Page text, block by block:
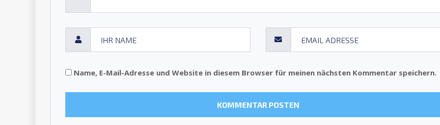
Name, E-Mail-Adresse und Website in diesem Browser für meinen nächsten Kommentar speichern.